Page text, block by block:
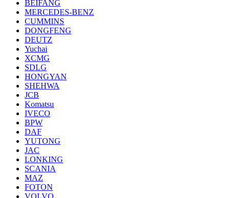
BEIFANG
MERCEDES-BENZ
CUMMINS
DONGFENG
DEUTZ
Yuchai
XCMG
SDLG
HONGYAN
SHEHWA
JCB
Komatsu
IVECO
BPW
DAF
YUTONG
JAC
LONKING
SCANIA
MAZ
FOTON
VOLVO